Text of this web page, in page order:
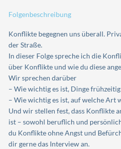
Folgenbeschreibung
Konflikte begegnen uns überall.
der Straße.
In dieser Folge spreche ich die
über Konflikte und wie du diese
Wir sprechen darüber
– Wie wichtig es ist, Dinge
– Wie wichtig es ist, auf welche Art
Und wir stellen fest, dass Konflikte
ist – sowohl beruflich und
du Konflikte ohne Angst und
dir gerne das Interview an.